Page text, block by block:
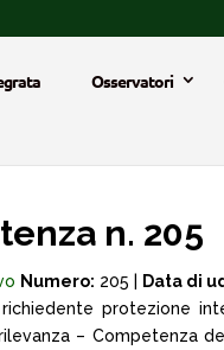
Osservatori
n. 205
Numero: 205 | Data di
protezione
– Competenza